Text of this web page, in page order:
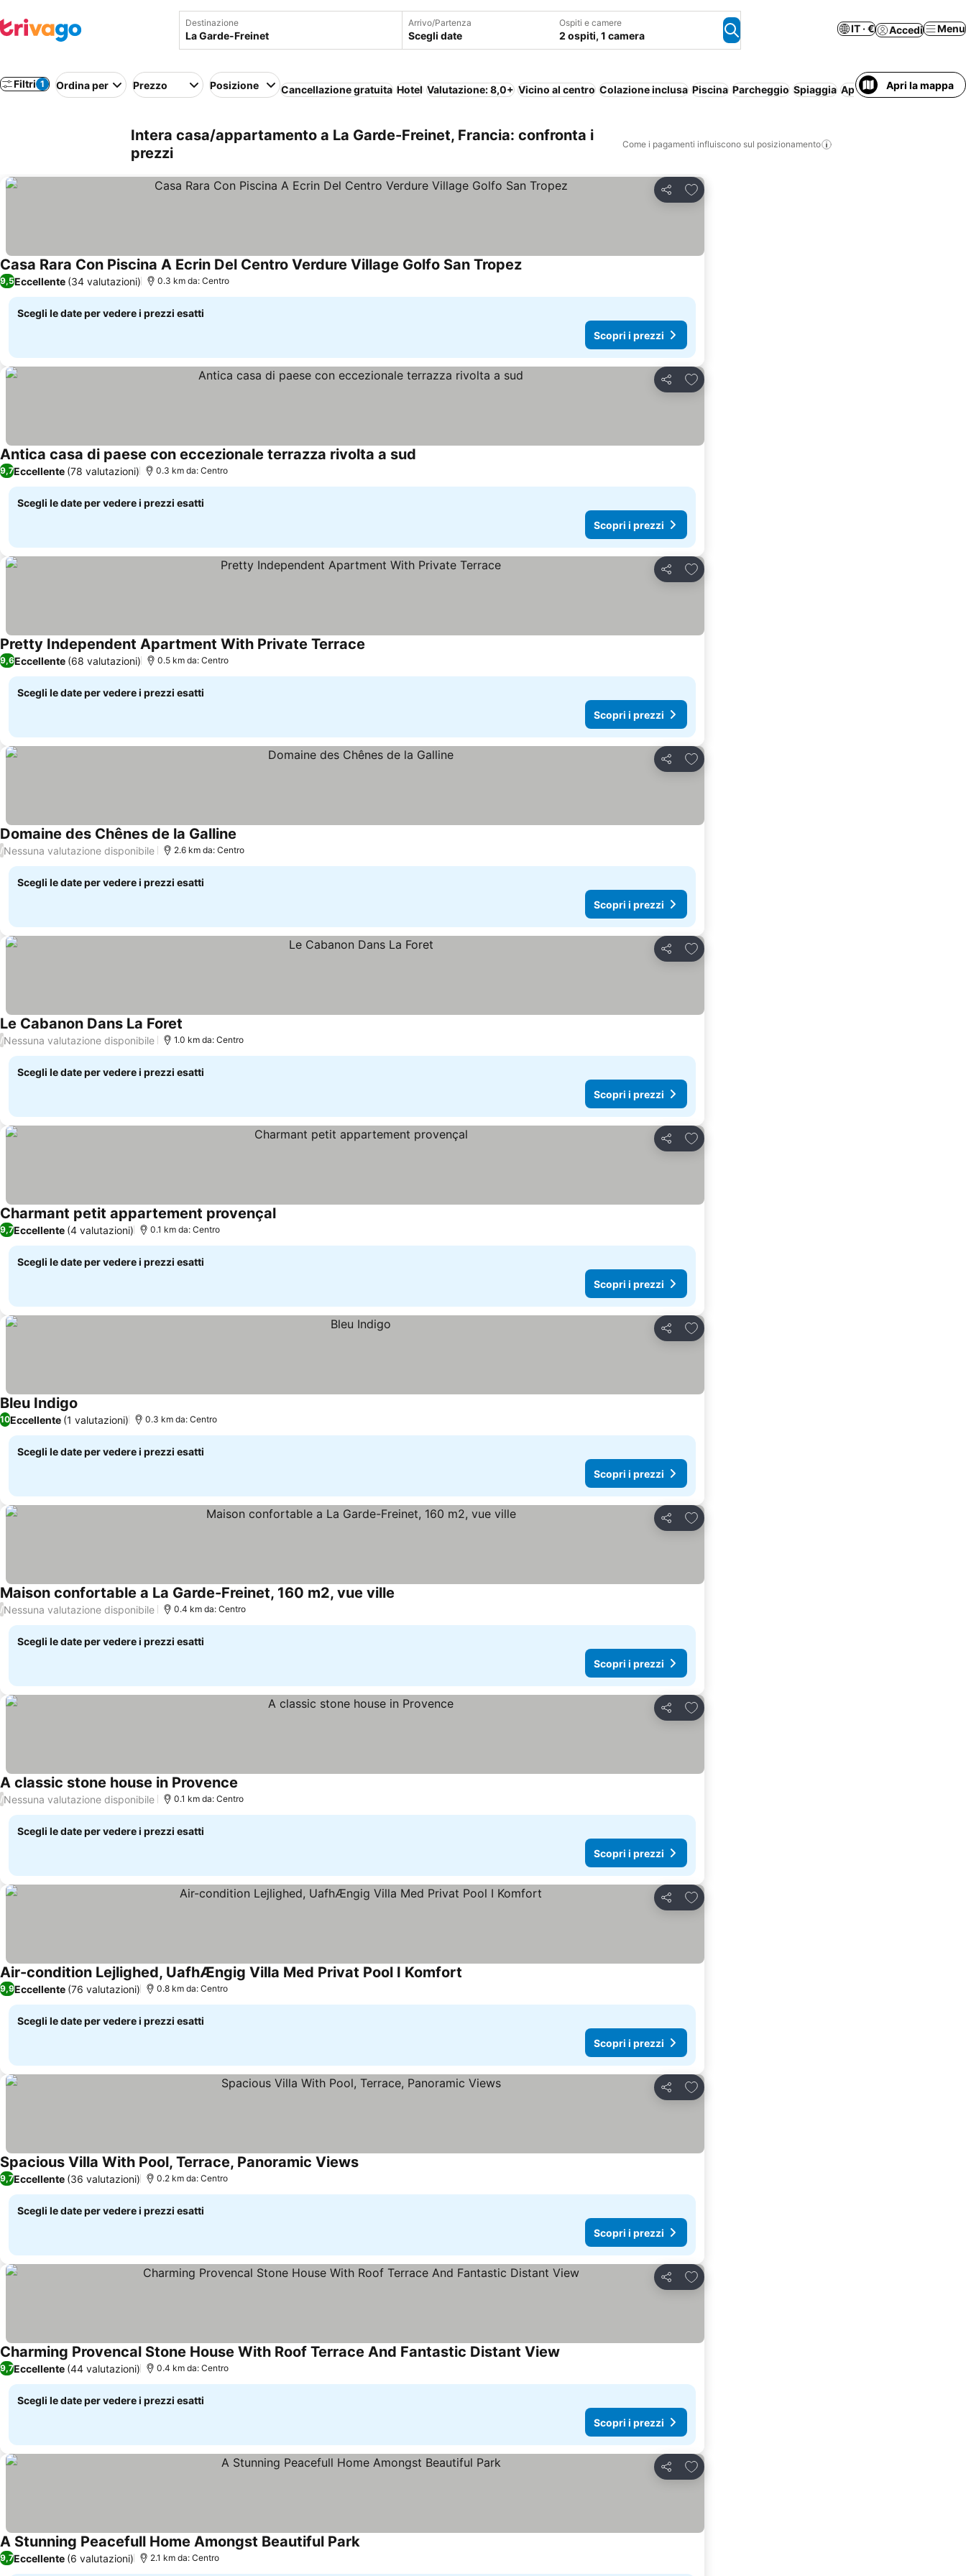
Destinazione Arrivo/Partenza
Scegli date
Ospiti e camere
2 ospiti, 1 camera
IT · € Accedi Menu
Filtri 1 Ordina per Prezzo Posizione Cancellazione gratuita Hotel Valutazione: 8,0+ Vicino al centro Colazione inclusa Piscina Parcheggio Spiaggia AparthotelApri la mappa
Intera casa/appartamento a La Garde-Freinet, Francia: confronta i
prezzi
Come i pagamenti influiscono sul posizionamento
Condividi
Aggiungi ai preferiti
Casa Rara Con Piscina A Ecrin Del Centro Verdure Village Golfo San TropezScopri i prezzi
9,5Eccellente (34 valutazioni) 0.3 km da: Centro
Scegli le date per vedere i prezzi esatti
Scopri i prezzi
Condividi
Aggiungi ai preferiti
Antica casa di paese con eccezionale terrazza rivolta a sud
9,7Eccellente (78 valutazioni) 0.3 km da: Centro
Scegli le date per vedere i prezzi esatti
Scopri i prezzi
Condividi
Aggiungi ai preferiti
Pretty Independent Apartment With Private Terrace
9,6Eccellente (68 valutazioni) 0.5 km da: Centro
Scegli le date per vedere i prezzi esatti
Scopri i prezzi
Condividi
Aggiungi ai preferiti
Domaine des Chênes de la Galline
/Nessuna valutazione disponibile 2.6 km da: Centro
Scegli le date per vedere i prezzi esatti
Scopri i prezzi
Condividi
Aggiungi ai preferiti
Le Cabanon Dans La Foret
/Nessuna valutazione disponibile 1.0 km da: Centro
Scegli le date per vedere i prezzi esatti
Scopri i prezzi
Condividi
Aggiungi ai preferiti
Charmant petit appartement provençalScopri i prezzi
9,7Eccellente (4 valutazioni) 0.1 km da: Centro
Scegli le date per vedere i prezzi esatti
Scopri i prezzi
Condividi
Aggiungi ai preferiti
Bleu Indigo Scopri i prezzi
10Eccellente (1 valutazioni) 0.3 km da: Centro
Scegli le date per vedere i prezzi esatti
Scopri i prezzi
Condividi
Aggiungi ai preferiti
Maison confortable a La Garde-Freinet, 160 m2, vue ville
/Nessuna valutazione disponibile 0.4 km da: Centro
Scegli le date per vedere i prezzi esatti
Scopri i prezzi
Condividi
Aggiungi ai preferiti
A classic stone house in Provence
/Nessuna valutazione disponibile 0.1 km da: Centro
Scegli le date per vedere i prezzi esatti
Scopri i prezzi
Condividi
Aggiungi ai preferiti
Air-condition Lejlighed, UafhÆngig Villa Med Privat Pool I Komfort
9,9Eccellente (76 valutazioni) 0.8 km da: Centro
Scegli le date per vedere i prezzi esatti
Scopri i prezzi
Condividi
Aggiungi ai preferiti
Spacious Villa With Pool, Terrace, Panoramic ViewsScopri i prezzi
9,7Eccellente (36 valutazioni) 0.2 km da: Centro
Scegli le date per vedere i prezzi esatti
Scopri i prezzi
Condividi
Aggiungi ai preferiti
Charming Provencal Stone House With Roof Terrace And Fantastic Distant View
9,7Eccellente (44 valutazioni) 0.4 km da: Centro
Scegli le date per vedere i prezzi esatti
Scopri i prezzi
Condividi
Aggiungi ai preferiti
A Stunning Peacefull Home Amongst Beautiful ParkScopri i prezzi
9,7Eccellente (6 valutazioni) 2.1 km da: Centro